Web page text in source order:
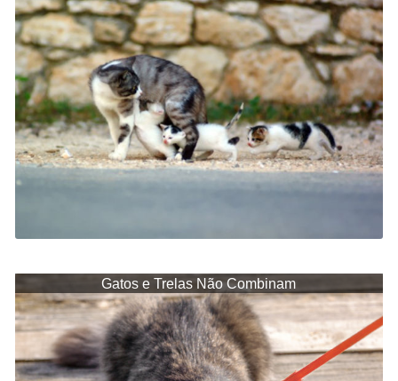
Gatos e Trelas Não Combinam